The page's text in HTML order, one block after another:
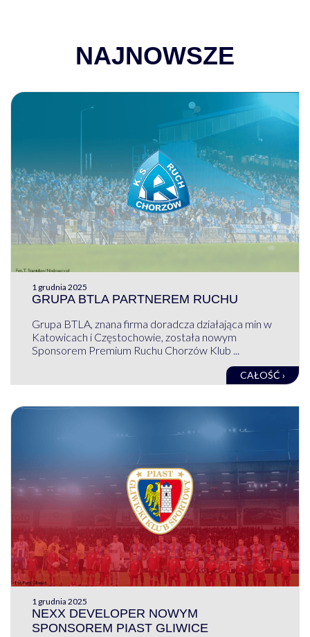
NAJNOWSZE
1 grudnia 2025
GRUPA BTLA PARTNEREM RUCHU
Grupa BTLA, znana firma doradcza działająca min w
Katowicach i Częstochowie, została nowym
Sponsorem Premium Ruchu Chorzów Klub ...
CAŁOŚĆ ›
1 grudnia 2025
NEXX DEVELOPER NOWYM
SPONSOREM PIAST GLIWICE